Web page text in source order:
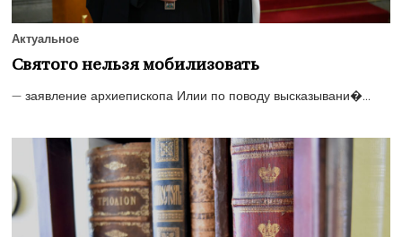
Актуальное
Святого нельзя мобилизовать
— заявление архиепископа Илии по поводу высказывани�...